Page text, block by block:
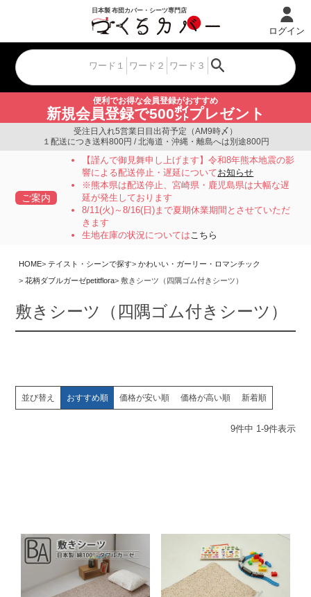
便利でお得な会員登録がおすすめ
新規会員登録で500㌽プレゼント
ログイン
受注日入れ5営業日目出荷予定（AM9時〆）
１配送につき送料800円 / 北海道・沖縄・離島へは別途800円
ご案内
【謹んで御見舞申し上げます】令和8年熊本地震の影
響による配送停止・遅延についてお知らせ
※熊本県は配送停止、宮崎県・鹿児島県は大幅な遅
延が発生しております
8/11(火)～8/16(日)まで夏期休業期間とさせていただ
きます
生地在庫の状況についてはこちら
HOME テイスト・シーンで探す
かわいい・ガーリー・ロマンチック
花柄ダブルガーゼpetitflora
敷きシーツ（四隅ゴム付きシーツ）
敷きシーツ（四隅ゴム付きシーツ）
並び替え おすすめ順 価格が安い順 価格が高い順 新着順
9件中 1-9件表示